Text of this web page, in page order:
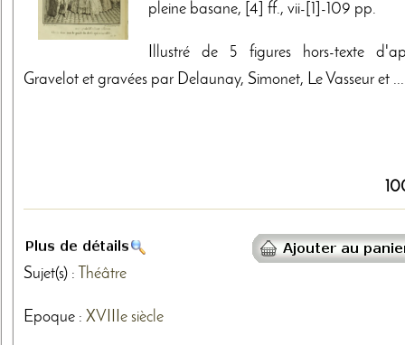
pleine basane, [4] ff., vii-[1]-109 pp.
Illustré de 5 figures hors-texte
Gravelot et gravées par Delaunay, Simonet, Le Vasseur et ...
Sujet(s) : Théâtre
Epoque : XVIIIe siècle